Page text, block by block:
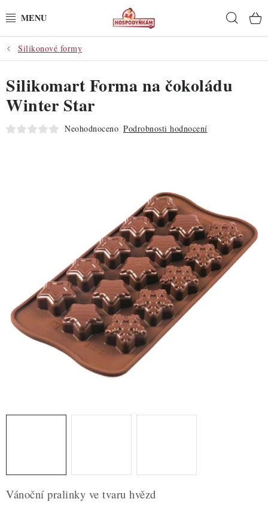
na
POTŘEBY
POMŮCKY
SUROVINY
ZDRAVÉ PEČENÍ
DÁRKOVÉ POUKAZY
TÉMATICKÉ PRODUKTY
PROFI BALENÍ
Hodnocení obchodu
Blog
Moje objednávka
Podmínky ochrany osobních údajů
Silikonové formy
Vánoční pralinky ve tvaru hvězd
Silikomart Forma na čokoládu
Winter Star
Neohodnoceno Podrobnosti hodnocení